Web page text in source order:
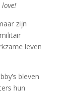
zijn
leven
bleven
hun